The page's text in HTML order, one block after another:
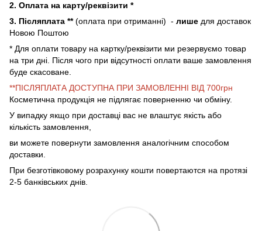
2. Оплата на карту/реквізити *
3. Післяплата **(оплата при отриманні) - лише для доставок
Новою Поштою
* Для оплати товару на картку/реквізити ми резервуємо товар
на три дні. Після чого при відсутності оплати ваше замовлення
буде скасоване.
**ПІСЛЯПЛАТА ДОСТУПНА ПРИ ЗАМОВЛЕННІ ВІД 700грн
Косметична продукція не підлягає поверненню чи обміну.
У випадку якщо при доставці вас не влаштує якість або
кількість замовлення,
ви можете повернути замовлення аналогічним способом
доставки.
При безготівковому розрахунку кошти повертаются на протязі
2-5 банківських днів.